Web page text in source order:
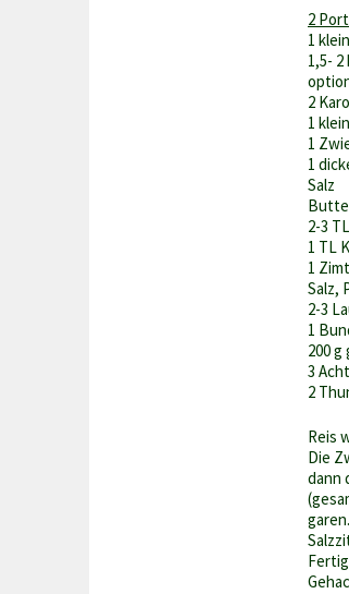
2
1
1,5-
2
1
1
1
Salz
2-3
1 TL
1
Salz,
2-3
1
200
3
2
Reis
Die
dann